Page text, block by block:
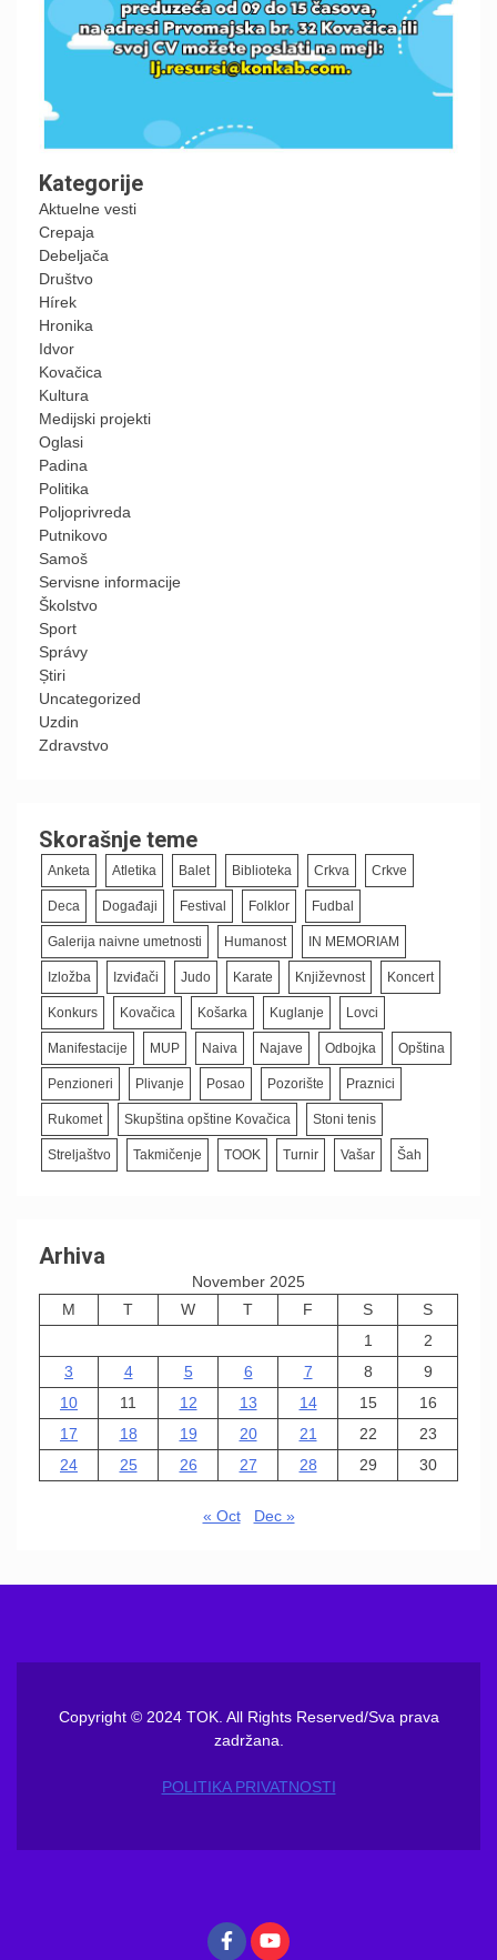
Kategorije
Aktuelne vesti
Crepaja
Debeljača
Društvo
Hírek
Hronika
Idvor
Kovačica
Kultura
Medijski projekti
Oglasi
Padina
Politika
Poljoprivreda
Putnikovo
Samoš
Servisne informacije
Školstvo
Sport
Správy
Știri
Uncategorized
Uzdin
Zdravstvo
Skorašnje teme
Anketa Atletika Balet Biblioteka Crkva Crkve
Deca Događaji Festival Folklor Fudbal
Galerija naivne umetnosti Humanost IN MEMORIAM
Izložba Izviđači Judo Karate Književnost Koncert
Konkurs Kovačica Košarka Kuglanje Lovci
Manifestacije MUP Naiva Najave Odbojka Opština
Penzioneri Plivanje Posao Pozorište Praznici
Rukomet Skupština opštine Kovačica Stoni tenis
Streljaštvo Takmičenje TOOK Turnir Vašar Šah
Arhiva
November 2025
M
T W T F S
S
1
2
3
4 5 6 7 8
9
10
11 12 13 14 15
16
17
18 19 20 21 22
23
24
25 26 27 28 29 30
« Oct Dec »
Copyright © 2024 TOK. All Rights Reserved/Sva prava
zadržana.
POLITIKA PRIVATNOSTI